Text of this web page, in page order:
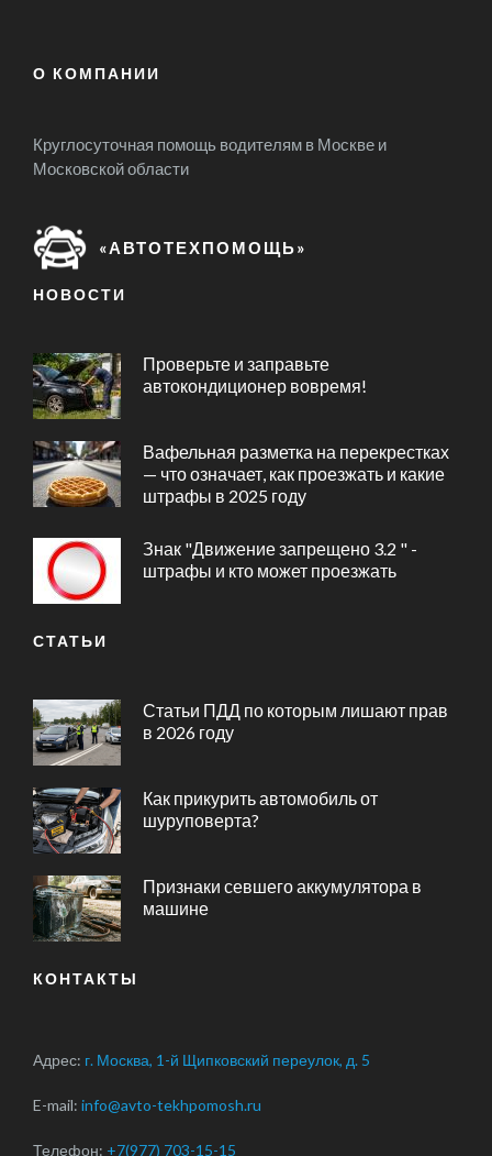
О КОМПАНИИ
Круглосуточная помощь водителям в Москве и
Московской области
«АВТОТЕХПОМОЩЬ»
НОВОСТИ
Проверьте и заправьте
автокондиционер вовремя!
Вафельная разметка на перекрестках
— что означает, как проезжать и какие
штрафы в 2025 году
Знак "Движение запрещено 3.2 " -
штрафы и кто может проезжать
СТАТЬИ
Статьи ПДД по которым лишают прав
в 2026 году
Как прикурить автомобиль от
шуруповерта?
Признаки севшего аккумулятора в
машине
КОНТАКТЫ
Адрес: г. Москва, 1-й Щипковский переулок, д. 5
E-mail: info@avto-tekhpomosh.ru
Телефон: +7(977) 703-15-15